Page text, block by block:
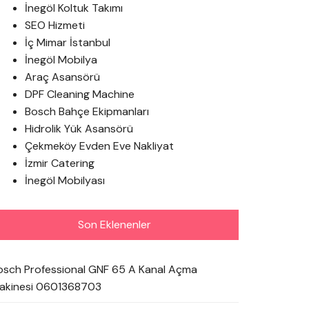
İnegöl Koltuk Takımı
SEO Hizmeti
İç Mimar İstanbul
İnegöl Mobilya
Araç Asansörü
DPF Cleaning Machine
Bosch Bahçe Ekipmanları
Hidrolik Yük Asansörü
Çekmeköy Evden Eve Nakliyat
İzmir Catering
İnegöl Mobilyası
Son Eklenenler
Professional GNF 65 A Kanal Açma
0601368703